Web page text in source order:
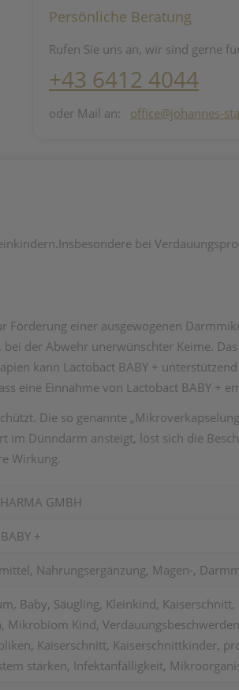
Persönliche Beratung
Rufen Sie uns an, wir sind gerne
+43 6412 4044
oder Mail an: office@johannes-
bei
einer ausgewogenen
der Abwehr unerwünschter Keime.
kann Lactobact BABY +
eine Einnahme von Lactobact BABY +
Die so genannte
im Dünndarm ansteigt, löst sich die
Wirkung.
GMBH
+
Nahrungsergänzung, Magen-,
Baby, Säugling, Kleinkind,
Mikrobiom Kind,
Kaiserschnitt, Kaiserschnittkinder,
stärken, Infektanfälligkeit,